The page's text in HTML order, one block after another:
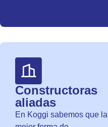
Constructoras
aliadas
En Koggi sabemos que la